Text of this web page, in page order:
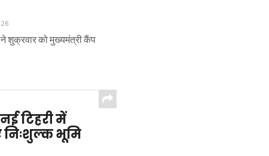
ने शुक्रवार को मुख्यमंत्री कैंप
टिहरी में
भूमि